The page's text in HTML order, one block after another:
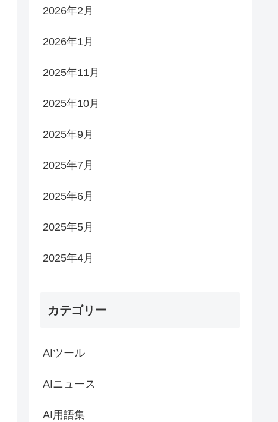
2026年2月
2026年1月
2025年11月
2025年10月
2025年9月
2025年7月
2025年6月
2025年5月
2025年4月
カテゴリー
AIツール
AIニュース
AI用語集